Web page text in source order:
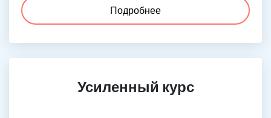
Подробнее
Усиленный курс